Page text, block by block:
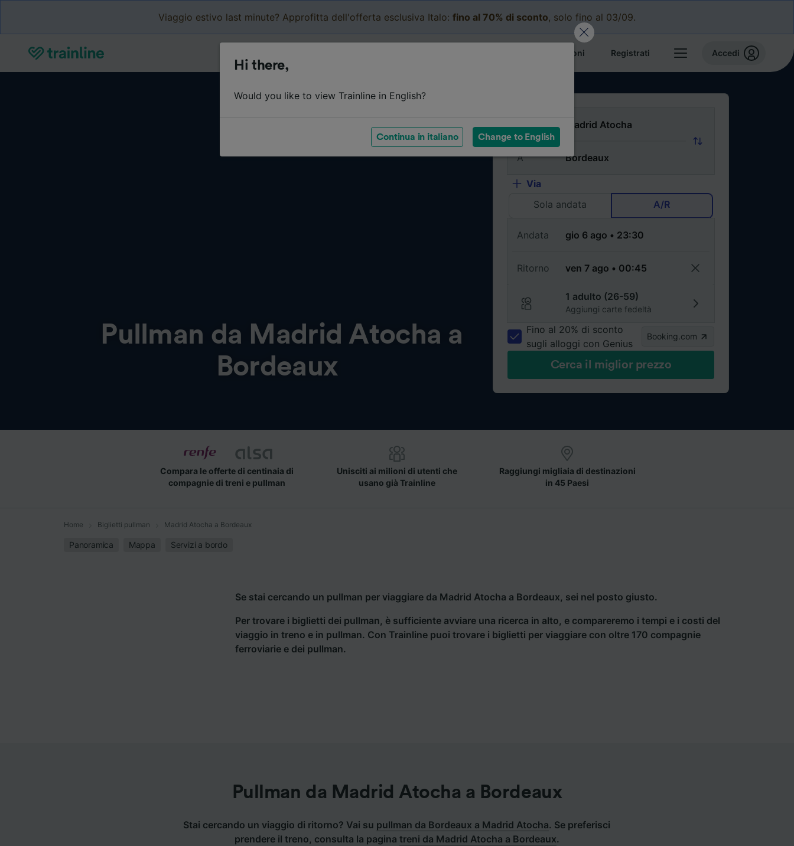
Viaggio estivo last minute? Approfitta dell'offerta esclusiva Italo: fino al 70% di sconto, solo fino al 03/09.
Le mie prenotazioni Registrati Accedi
Pullman da Madrid Atocha a
Bordeaux
Da
A
Via
Sola andata
A/R
Andata
Ritorno
1 adulto (26-59)
Aggiungi carte fedeltà
Fino al 20% di sconto
sugli alloggi con Genius
Booking.com
Cerca il miglior prezzo
Compara le offerte di centinaia di
compagnie di treni e pullman
Unisciti ai milioni di utenti che
usano già Trainline
Raggiungi migliaia di destinazioni
in 45 Paesi
Home Biglietti pullman Madrid Atocha a Bordeaux
Panoramica Mappa Servizi a bordo
Se stai cercando un pullman per viaggiare da Madrid Atocha a Bordeaux, sei nel posto giusto.
Per trovare i biglietti dei pullman, è sufficiente avviare una ricerca in alto, e compareremo i tempi e i costi del
viaggio in treno e in pullman. Con Trainline puoi trovare i biglietti per viaggiare con oltre 170 compagnie
ferroviarie e dei pullman.
Pullman da Madrid Atocha a Bordeaux
Stai cercando un viaggio di ritorno? Vai su pullman da Bordeaux a Madrid Atocha. Se preferisci
prendere il treno, consulta la pagina treni da Madrid Atocha a Bordeaux.
Hi there,
Would you like to view Trainline in English?
Continua in italiano Change to English